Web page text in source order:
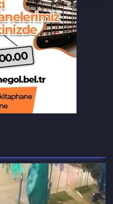
Bursa'da sert
Acil’ mobil uygulaması
yayında
tarihi dönüşüm
başladı
çevirdi
feci kazada bir kurtuluş, bir